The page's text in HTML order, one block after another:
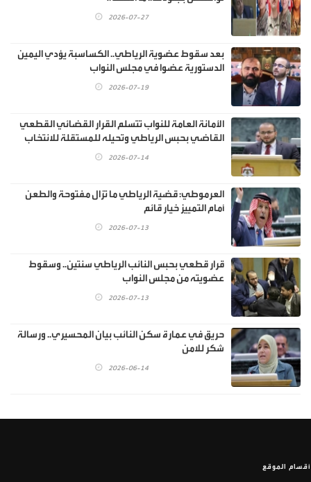
2026-07-27
بعد سقوط عضوية الرياطي.. الكساسبة يؤدي اليمين
الدستورية عضوا في مجلس النواب
2026-07-19
الأمانة العامة للنواب تتسلم القرار القضائي القطعي
القاضي بحبس الرياطي وتحيله للمستقلة للانتخاب
2026-07-14
العرموطي: قضية الرياطي ما تزال مفتوحة والطعن
أمام التمييز خيار قائم
2026-07-13
قرار قطعي بحبس النائب الرياطي سنتين.. وسقوط
عضويته من مجلس النواب
2026-07-13
حريق في عمارة سكن النائب بيان المحسيري.. ورسالة
شكر للامن
2026-06-14
أقسام الموقع